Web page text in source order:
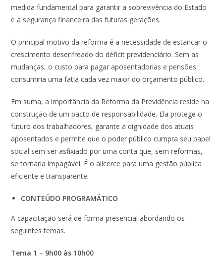
medida fundamental para garantir a sobrevivência do Estado
e a segurança financeira das futuras gerações.
O principal motivo da reforma é a necessidade de estancar o
crescimento desenfreado do déficit previdenciário. Sem as
mudanças, o custo para pagar aposentadorias e pensões
consumiria uma fatia cada vez maior do orçamento público.
Em suma, a importância da Reforma da Previdência reside na
construção de um pacto de responsabilidade. Ela protege o
futuro dos trabalhadores, garante a dignidade dos atuais
aposentados e permite que o poder público cumpra seu papel
social sem ser asfixiado por uma conta que, sem reformas,
se tornaria impagável. É o alicerce para uma gestão pública
eficiente e transparente.
CONTEÚDO PROGRAMÁTICO
A capacitação será de forma presencial abordando os
seguintes temas.
Tema 1 – 9h00 às 10h00